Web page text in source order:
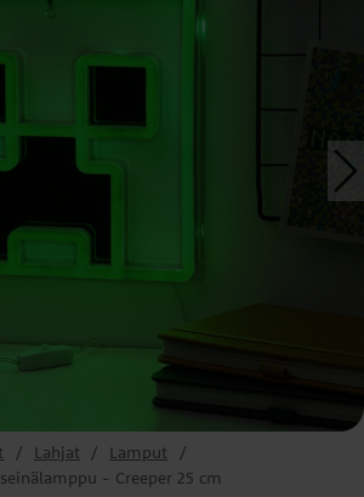
Lahjat
Lamput
- Creeper 25 cm